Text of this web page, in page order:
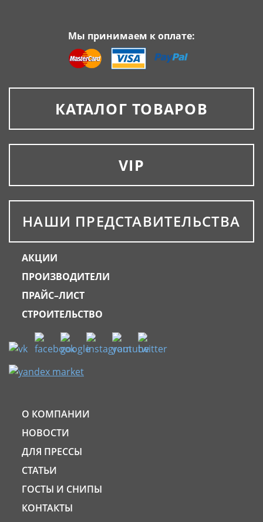
Мы принимаем к оплате:
КАТАЛОГ ТОВАРОВ
VIP
НАШИ ПРЕДСТАВИТЕЛЬСТВА
АКЦИИ
ПРОИЗВОДИТЕЛИ
ПРАЙС–ЛИСТ
СТРОИТЕЛЬСТВО
О КОМПАНИИ
НОВОСТИ
ДЛЯ ПРЕССЫ
СТАТЬИ
ГОСТЫ И СНИПЫ
КОНТАКТЫ